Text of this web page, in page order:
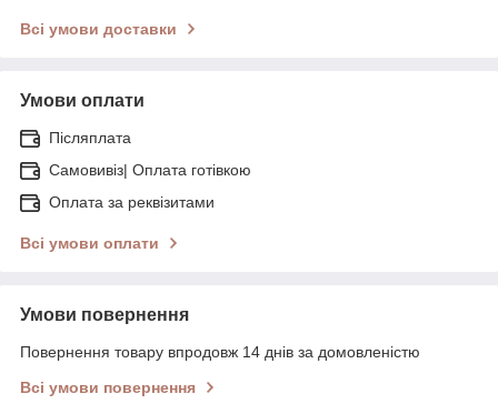
Всі умови доставки
Умови оплати
Післяплата
Самовивіз| Оплата готівкою
Оплата за реквізитами
Всі умови оплати
Умови повернення
Повернення товару впродовж 14 днів за домовленістю
Всі умови повернення